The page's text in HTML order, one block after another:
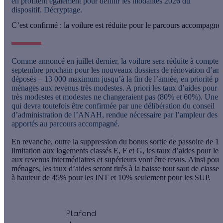
dispositif. Décryptage.
C’est confirmé : la voilure est réduite pour le parcours accompagné
Comme annoncé en juillet dernier, la voilure sera réduite à
septembre prochain pour les nouveaux dossiers de rénovation
déposés – 13 000 maximum jusqu’à la fin de l’année, en priorité
ménages aux revenus très modestes. A priori les taux d’aides pour
très modestes et modestes ne changeraient pas (80% et 60%). Une
qui devra toutefois être confirmée par une délibération du conseil
d’administration de l’ANAH, rendue nécessaire par l’ampleur des
apportés au parcours accompagné.
En revanche, outre la suppression du bonus sortie de passoire de
limitation aux logements classés E, F et G, les taux d’aides pour
aux revenus intermédiaires et supérieurs vont être revus. Ainsi pour
ménages, les taux d’aides seront tirés à la baisse tout saut de
à hauteur de 45% pour les INT et 10% seulement pour les SUP.
Plafond